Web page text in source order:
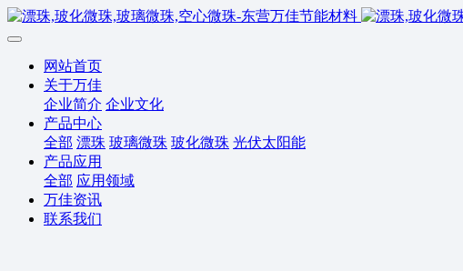
网站首页
关于万佳
企业简介 企业文化
产品中心
全部 漂珠 玻璃微珠 玻化微珠 光伏太阳能
产品应用
全部 应用领域
万佳资讯
联系我们